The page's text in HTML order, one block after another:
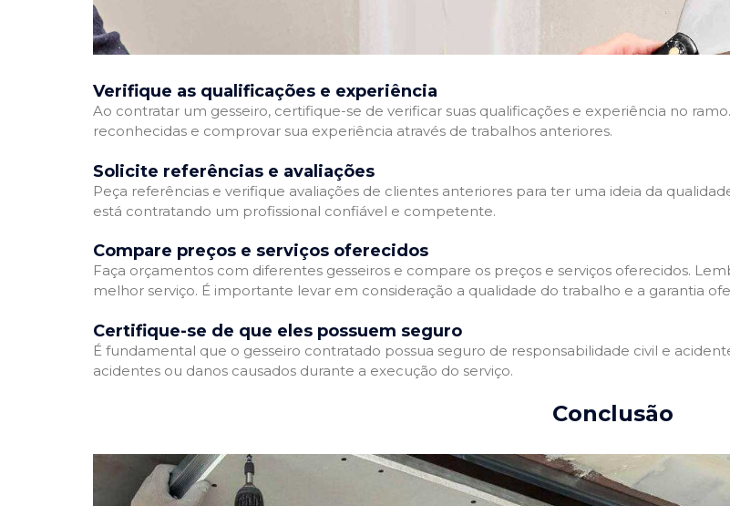
Verifique as qualificações e experiência
Ao contratar um gesseiro, certifique-se de verificar suas qualificações e experiência no
reconhecidas e comprovar sua experiência através de trabalhos anteriores.
Solicite referências e avaliações
Peça referências e verifique avaliações de clientes anteriores para ter uma ideia da
está contratando um profissional confiável e competente.
Compare preços e serviços oferecidos
Faça orçamentos com diferentes gesseiros e compare os preços e serviços oferecidos.
melhor serviço. É importante levar em consideração a qualidade do trabalho e a garantia
Certifique-se de que eles possuem seguro
É fundamental que o gesseiro contratado possua seguro de responsabilidade civil e
acidentes ou danos causados durante a execução do serviço.
Conclusão